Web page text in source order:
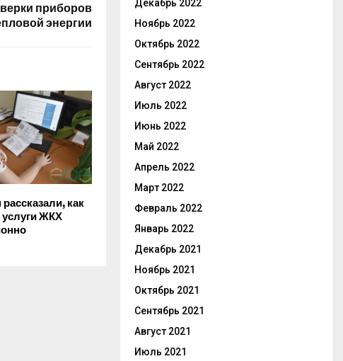
приборов
энергии
как
услуги ЖКХ
Декабрь 2022
Ноябрь 2022
Октябрь 2022
Сентябрь 2022
Август 2022
Июль 2022
Июнь 2022
Май 2022
Апрель 2022
Март 2022
Февраль 2022
Январь 2022
Декабрь 2021
Ноябрь 2021
Октябрь 2021
Сентябрь 2021
Август 2021
Июль 2021